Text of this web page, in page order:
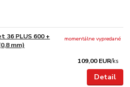
36 PLUS 600 +
mm)
109,00 EUR/ks
momentálne vypredané
Detail